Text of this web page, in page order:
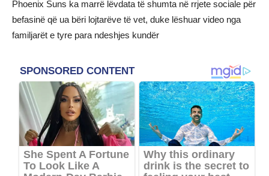
Phoenix Suns ka marrë lëvdata të shumta në rrjete sociale për
befasinë që ua bëri lojtarëve të vet, duke lëshuar video nga
familjarët e tyre para ndeshjes kundër